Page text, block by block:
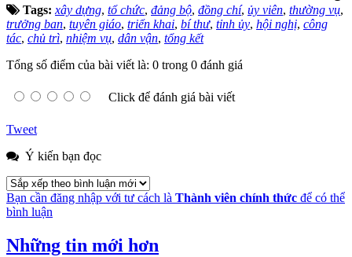
Tags:xây dựng, tổ chức, đảng bộ, đồng chí, ủy viên, thường vụ,
trưởng ban, tuyên giáo, triển khai, bí thư, tỉnh ủy, hội nghị, công
tác, chủ trì, nhiệm vụ, dân vận, tổng kết
Tổng số điểm của bài viết là: 0 trong 0 đánh giá
Click để đánh giá bài viết
Tweet
Ý kiến bạn đọc
Bạn cần đăng nhập với tư cách là Thành viên chính thức để có thể
bình luận
Những tin mới hơn